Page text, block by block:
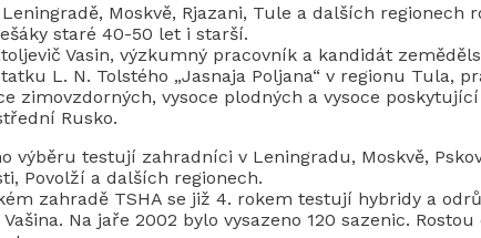
Leningradě, Moskvě, Rjazani, Tule a dalších regionech
staré 40-50 let i starší.
Vasin, výzkumný pracovník a kandidát
L. N. Tolstého „Jasnaja Poljana“ v regionu Tula,
zimovzdorných, vysoce plodných a vysoce
Rusko.
výběru testují zahradníci v Leningradu, Moskvě,
Povolží a dalších regionech.
zahradě TSHA se již 4. rokem testují hybridy a
Vašina. Na jaře 2002 bylo vysazeno 120 sazenic.